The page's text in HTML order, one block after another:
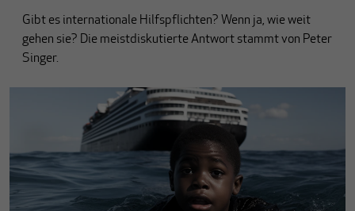
Gibt es internationale Hilfspflichten? Wenn ja, wie weit
gehen sie? Die meistdiskutierte Antwort stammt von Peter
Singer.